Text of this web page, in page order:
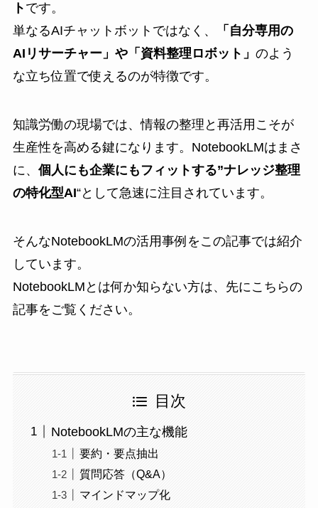
ト です。
単なるAIチャットボットではなく、
「自分専用の
AIリサーチャー」や「資料整理ロボット」 のよう
な立ち位置で使えるのが特徴です。
知識労働の現場では、情報の整理と再活用こそが
生産性を高める鍵になります。NotebookLMはまさ
に、 個人にも企業にもフィットする”ナレッジ整理
の特化型AI“として急速に注目されています。
そんなNotebookLMの活用事例をこの記事では紹介
しています。
NotebookLMとは何か知らない方は、先に こちらの
記事をご覧ください。
目次
NotebookLMの主な機能
要約・要点抽出
質問応答（Q&A）
マインドマップ化